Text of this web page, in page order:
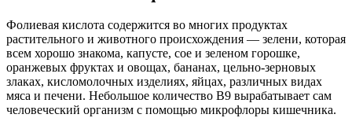
Фолиевая кислота содержится во многих продуктах
растительного и животного происхождения — зелени, которая
всем хорошо знакома, капусте, сое и зеленом горошке,
оранжевых фруктах и овощах, бананах, цельно-зерновых
злаках, кисломолочных изделиях, яйцах, различных видах
мяса и печени. Небольшое количество В9 вырабатывает сам
человеческий организм с помощью микрофлоры кишечника.